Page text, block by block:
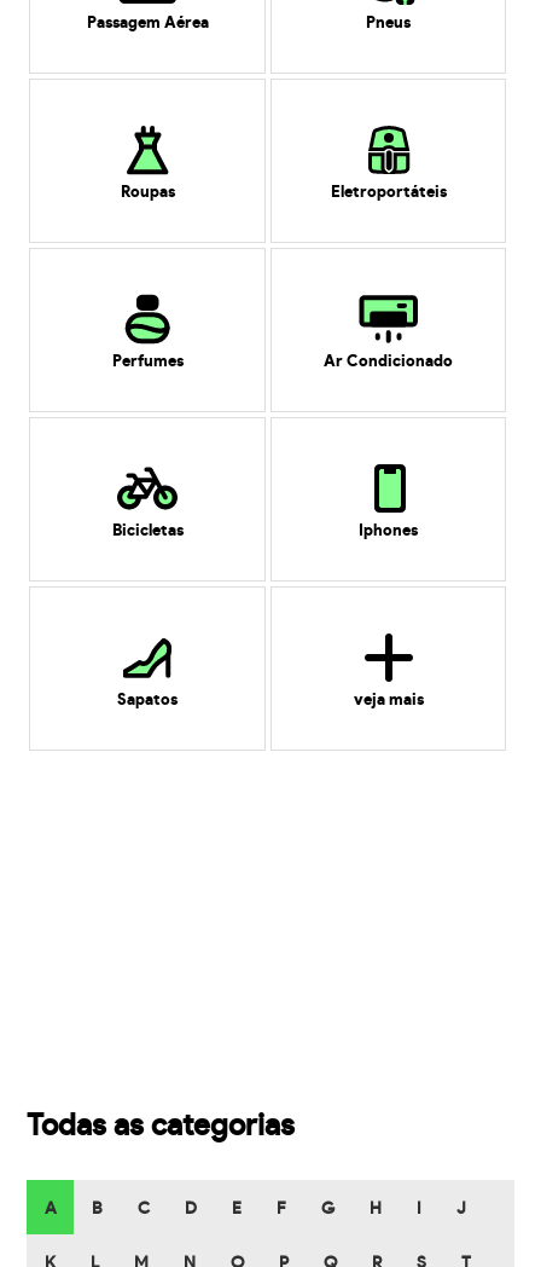
Passagem Aérea Pneus
Roupas Eletroportáteis
Perfumes Ar Condicionado
Bicicletas Iphones
Sapatos veja mais
Todas as categorias
A B C D E F G H J
K L M N O P Q R S T